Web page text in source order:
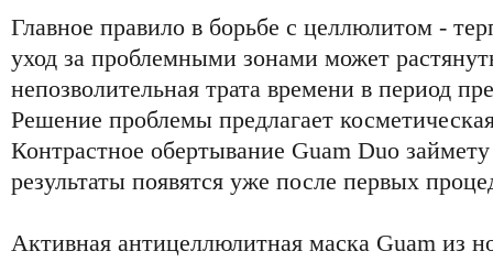
Главное правило в борьбе с целлюлитом -
уход за проблемными зонами может
непозволительная трата времени в период
Решение проблемы предлагает
Контрастное обертывание Guam Duo
результаты появятся уже после первых
Активная антицеллюлитная маска Guam из